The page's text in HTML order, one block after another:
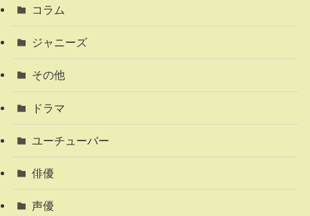
コラム
ジャニーズ
その他
ドラマ
ユーチューバー
俳優
声優